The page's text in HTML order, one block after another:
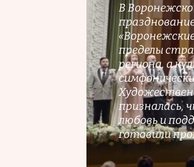
В
пределы
региона, а
призналась,
любовь и
готовили